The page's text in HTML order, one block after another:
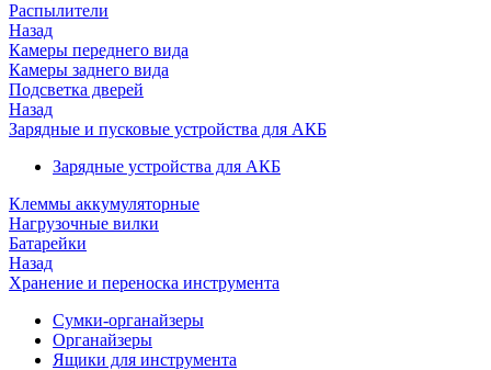
Распылители
Назад
Камеры переднего вида
Камеры заднего вида
Подсветка дверей
Назад
Зарядные и пусковые устройства для АКБ
Зарядные устройства для АКБ
Клеммы аккумуляторные
Нагрузочные вилки
Батарейки
Назад
Хранение и переноска инструмента
Сумки-органайзеры
Органайзеры
Ящики для инструмента